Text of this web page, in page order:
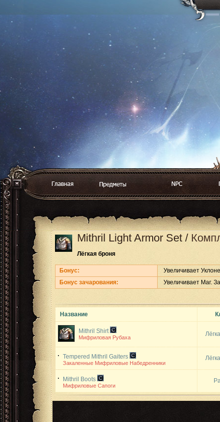
Mithril Light Armor Set /
Лёгкая броня
Бонус:
Увеличивает
Бонус зачарования:
Увеличивает Маг.
Название
Mithril Shirt
Мифриловая Рубаха
Tempered Mithril Gaiters
Закаленные Мифриловые Набедренники
Mithril Boots
Мифриловые Сапоги